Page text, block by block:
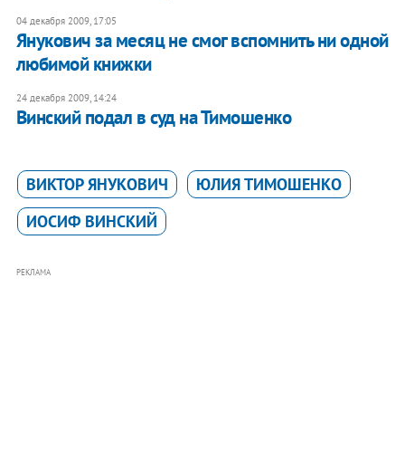
04 декабря 2009, 17:05
Янукович за месяц не смог вспомнить ни одной
любимой книжки
24 декабря 2009, 14:24
Винский подал в суд на Тимошенко
ВИКТОР ЯНУКОВИЧ
ЮЛИЯ ТИМОШЕНКО
ИОСИФ ВИНСКИЙ
РЕКЛАМА